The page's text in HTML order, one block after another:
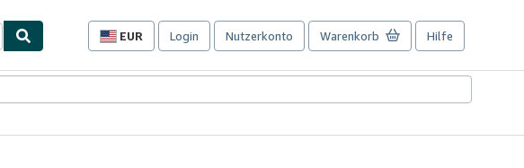
EUR
Seite
Einkaufseinstellungen.
Login Nutzerkonto Warenkorb Hilfe